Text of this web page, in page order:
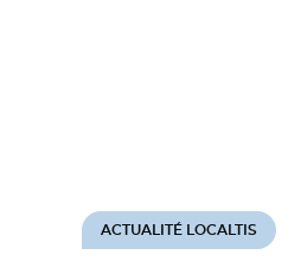
ACTUALITÉ LOCALTIS